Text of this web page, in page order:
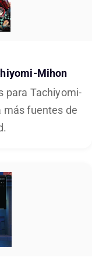
Mihon
para Tachiyomi-
más fuentes de